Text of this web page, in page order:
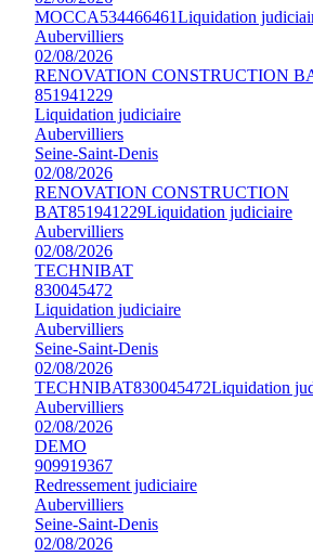
MOCCA534466461Liquidation
Aubervilliers
02/08/2026
RENOVATION CONSTRUCTION
851941229
Liquidation judiciaire
Aubervilliers
Seine-Saint-Denis
02/08/2026
RENOVATION CONSTRUCTION
BAT851941229Liquidation judiciaire
Aubervilliers
02/08/2026
TECHNIBAT
830045472
Liquidation judiciaire
Aubervilliers
Seine-Saint-Denis
02/08/2026
TECHNIBAT830045472Liquidation
Aubervilliers
02/08/2026
DEMO
909919367
Redressement judiciaire
Aubervilliers
Seine-Saint-Denis
02/08/2026